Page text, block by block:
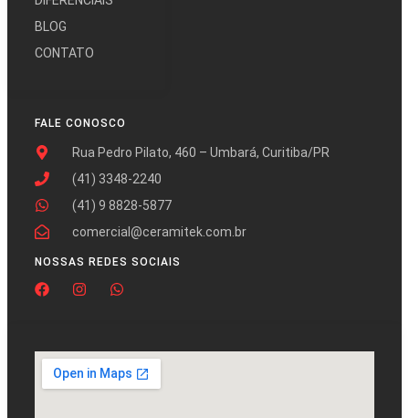
BLOG
CONTATO
FALE CONOSCO
Rua Pedro Pilato, 460 – Umbará, Curitiba/PR
(41) 3348-2240
(41) 9 8828-5877
comercial@ceramitek.com.br
NOSSAS REDES SOCIAIS